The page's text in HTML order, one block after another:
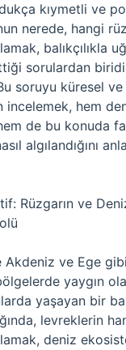
kıymetli ve
nerede, hangi
balıkçılıkla
sorulardan
soruyu küresel ve
incelemek, hem
de bu konuda
algılandığını
Rüzgarın ve
ve Ege gibi
yaygın
yaşayan bir
levreklerin
deniz